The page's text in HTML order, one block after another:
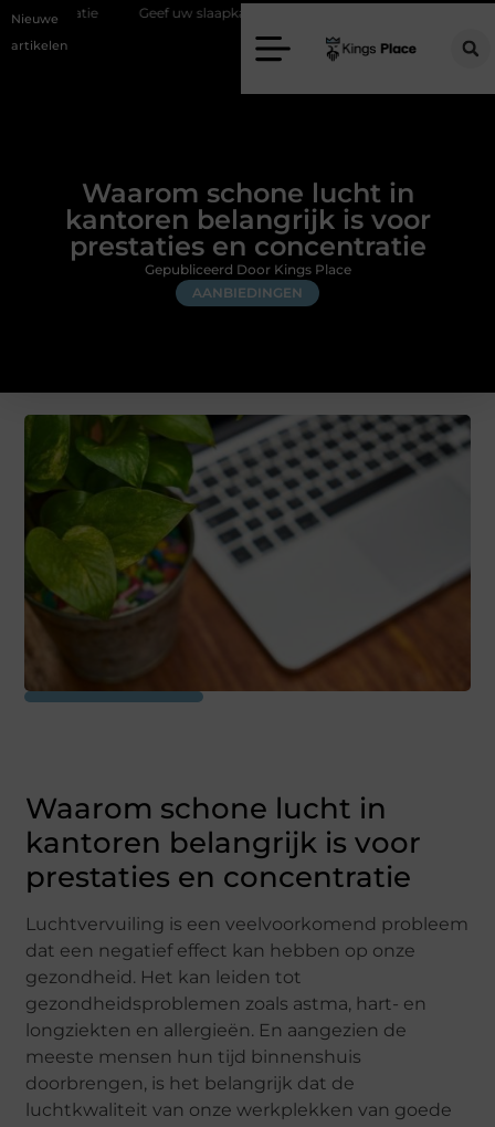
Nieuwe
artikelen
Geef uw slaapkamer een upgrade met interieuradvies Zwolle
Waarom schone lucht in
kantoren belangrijk is voor
prestaties en concentratie
AANBIEDINGEN
Gepubliceerd Door Kings Place
Waarom schone lucht in
kantoren belangrijk is voor
prestaties en concentratie
Luchtvervuiling is een veelvoorkomend probleem
dat een negatief effect kan hebben op onze
gezondheid. Het kan leiden tot
gezondheidsproblemen zoals astma, hart- en
longziekten en allergieën. En aangezien de
meeste mensen hun tijd binnenshuis
doorbrengen, is het belangrijk dat de
luchtkwaliteit van onze werkplekken van goede